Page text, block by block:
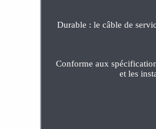
Durable : le câble de
Conforme aux
et les